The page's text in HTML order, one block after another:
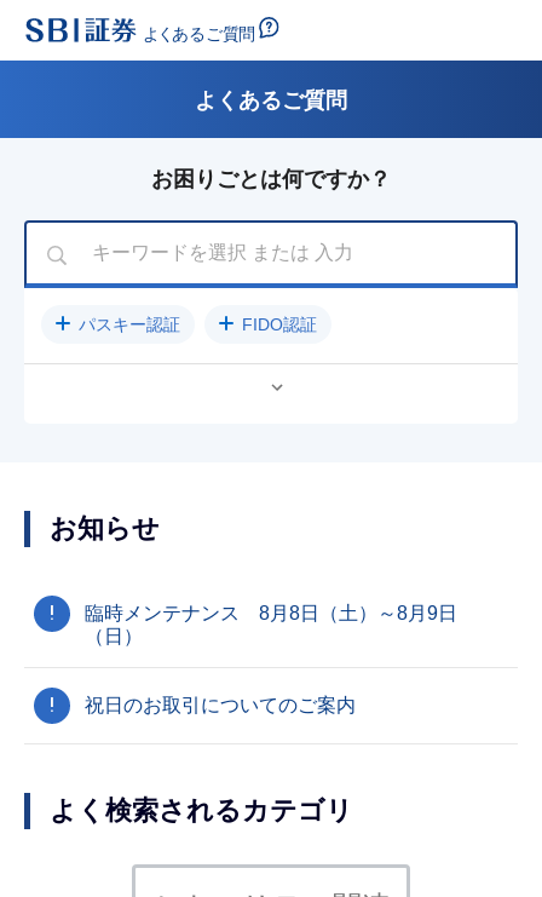
よくあるご質問
お困りごとは何ですか？
パスキー認証 FIDO認証
お知らせ
!
臨時メンテナンス 8月8日（土）～8月9日
（日）
! 祝日のお取引についてのご案内
よく検索されるカテゴリ